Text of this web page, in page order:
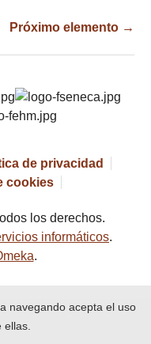
Próximo elemento →
de privacidad
cookies
los derechos.
informáticos.
.
navegando acepta el uso